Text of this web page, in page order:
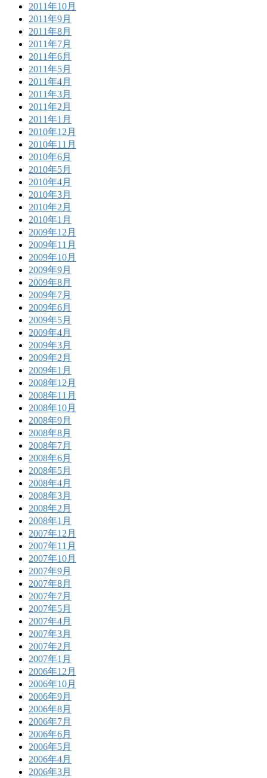
2011年10月
2011年9月
2011年8月
2011年7月
2011年6月
2011年5月
2011年4月
2011年3月
2011年2月
2011年1月
2010年12月
2010年11月
2010年6月
2010年5月
2010年4月
2010年3月
2010年2月
2010年1月
2009年12月
2009年11月
2009年10月
2009年9月
2009年8月
2009年7月
2009年6月
2009年5月
2009年4月
2009年3月
2009年2月
2009年1月
2008年12月
2008年11月
2008年10月
2008年9月
2008年8月
2008年7月
2008年6月
2008年5月
2008年4月
2008年3月
2008年2月
2008年1月
2007年12月
2007年11月
2007年10月
2007年9月
2007年8月
2007年7月
2007年5月
2007年4月
2007年3月
2007年2月
2007年1月
2006年12月
2006年10月
2006年9月
2006年8月
2006年7月
2006年6月
2006年5月
2006年4月
2006年3月